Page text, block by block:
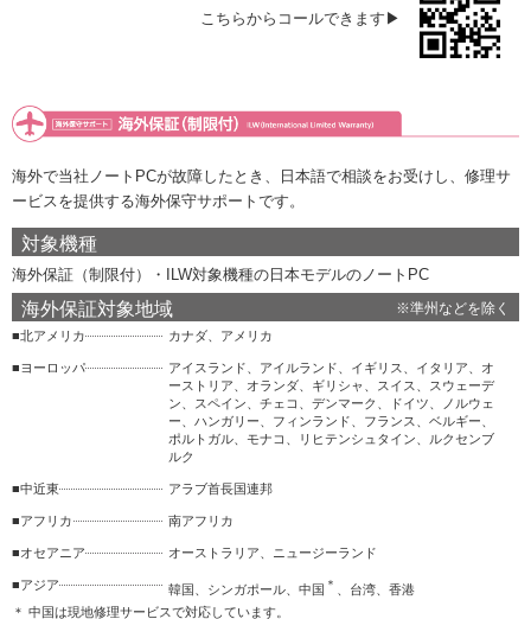
こちらからコールできます▶
海外で当社ノートPCが故障したとき、日本語で相談をお受けし、修理サ
ービスを提供する海外保守サポートです。
対象機種
海外保証（制限付）・ILW対象機種の日本モデルのノートPC
海外保証対象地域 ※準州などを除く
■北アメリカ カナダ、アメリカ
■ヨーロッパ
アイスランド、アイルランド、イギリス、イタリア、オ
ーストリア、オランダ、ギリシャ、スイス、スウェーデ
ン、スペイン、チェコ、デンマーク、ドイツ、ノルウェ
ー、ハンガリー、フィンランド、フランス、ベルギー、
ポルトガル、モナコ、リヒテンシュタイン、ルクセンブ
ルク
■中近東 アラブ首長国連邦
■アフリカ 南アフリカ
■オセアニア オーストラリア、ニュージーランド
■アジア 韓国、シンガポール、中国 ＊ 、台湾、香港
＊ 中国は現地修理サービスで対応しています。